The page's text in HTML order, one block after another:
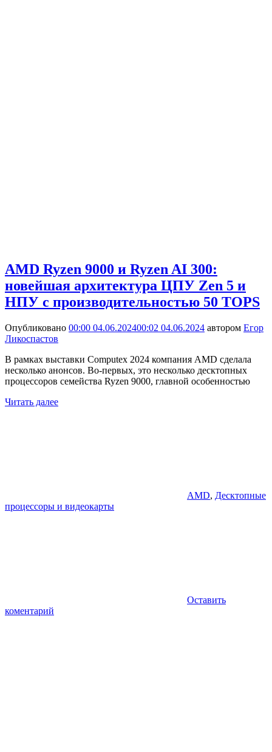
AMD Ryzen 9000 и Ryzen AI 300:
новейшая архитектура ЦПУ Zen 5 и
НПУ с производительностью 50 TOPS
Опубликовано 00:00 04.06.202400:02 04.06.2024 автором Егор
Ликоспастов
В рамках выставки Computex 2024 компания AMD сделала
несколько анонсов. Во-первых, это несколько десктопных
процессоров семейства Ryzen 9000, главной особенностью
Читать далее
AMD, Десктопные
процессоры и видеокарты
Оставить
коментарий